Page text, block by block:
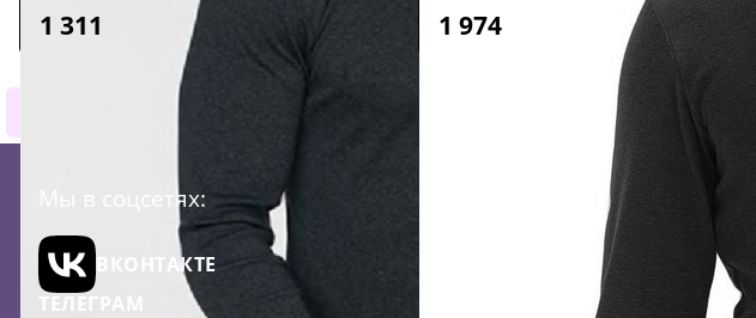
1 311 1 974
Мы в соцсетях:
ВКОНТАКТЕ
ТЕЛЕГРАМ